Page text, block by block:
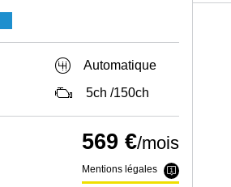
Automatique
5ch /150ch
569 €/mois
Mentions légales